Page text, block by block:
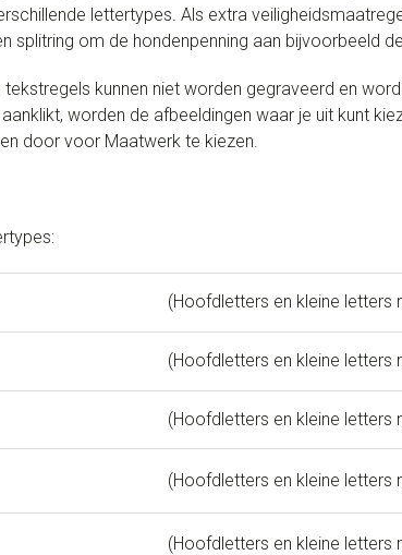
lettertypes. Als extra
splitring om de hondenpenning aan bijvoorbeeld
kunnen niet worden gegraveerd en
worden de afbeeldingen waar je uit kunt
door voor Maatwerk te kiezen.
(Hoofdletters en kleine letters
(Hoofdletters en kleine letters
(Hoofdletters en kleine letters
(Hoofdletters en kleine letters
(Hoofdletters en kleine letters